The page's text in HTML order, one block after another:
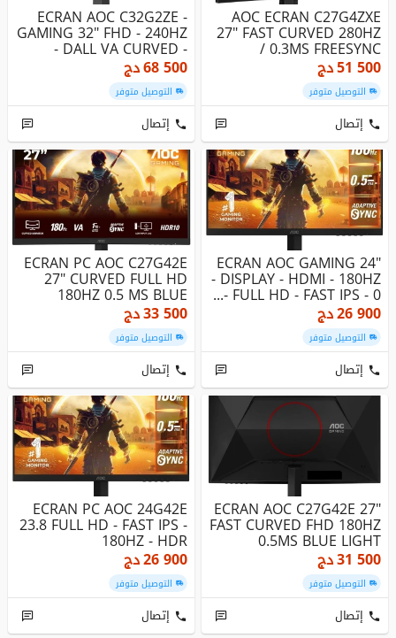
AOC ECRAN C27G4ZXE
27" FAST CURVED 280HZ
/ 0.3MS FREESYNC
51 500دج
التوصيل متوفر
إتصال
ECRAN AOC C32G2ZE -
GAMING 32" FHD - 240HZ
- DALL VA CURVED -
0.5MS - ...
68 500دج
التوصيل متوفر
إتصال
ECRAN AOC GAMING 24"
- DISPLAY - HDMI - 180HZ
- FULL HD - FAST IPS - 0...
26 900دج
التوصيل متوفر
إتصال
ECRAN PC AOC C27G42E
27" CURVED FULL HD
180HZ 0.5 MS BLUE
LIGHT
33 500دج
التوصيل متوفر
إتصال
ECRAN AOC C27G42E 27"
FAST CURVED FHD 180HZ
0.5MS BLUE LIGHT
31 500دج
التوصيل متوفر
إتصال
ECRAN PC AOC 24G42E
23.8 FULL HD - FAST IPS -
180HZ - HDR
26 900دج
التوصيل متوفر
إتصال